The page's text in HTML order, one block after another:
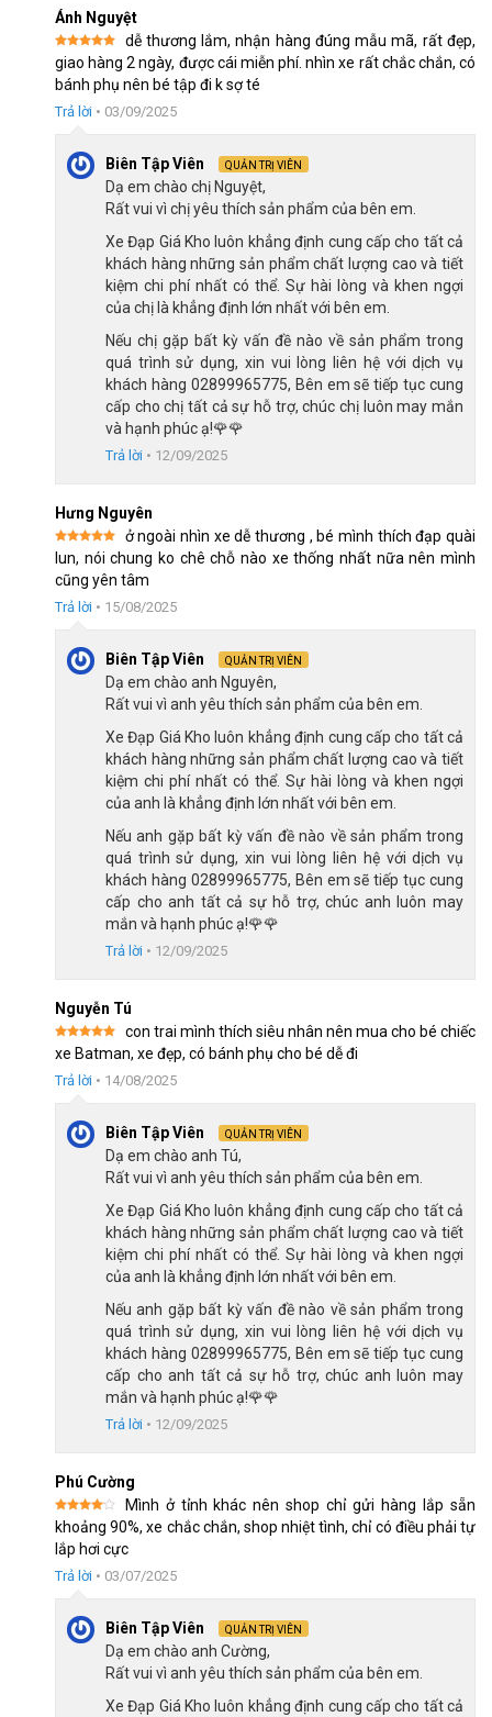
để bé thử sức nhiều con đường mới.
Bánh phụ giúp bé giữ thăng bằng tốt
Thương Hiệu Xe Trẻ Em Thống Nhất Uy Tín
Thống Nhất l à thương hiệu xe đạp đến từ Việt Nam. Sứ mệnh
nâng tầm giá trị “Made in Việt Nam” hãng xe đạp Thống Nhất đã
cải tiến và không ngừng đưa ra thị trường với nhiều dòng xe bắt
mắt, bền bỉ với thời gian. Vì vậy, hãng xe đã ngày càng chiếm
được lòng tin của nhiều người dân với mức giá cạnh tranh và
chất lượng tốt.
Xe đạp trẻ em Thống Nhất Batman 12 Inch không chỉ là một
phương tiện di chuyển, mà còn là người bạn đồng hành lý
tưởng, mở ra thế giới phiêu lưu đầy hứng khởi cho bé. Xe có
khung sườn thép bền bỉ và thiết kế ấn tượng lấy cảm hứng từ
người dơi mạnh mẽ, chiếc xe mang đến những giờ phút vui chơi
vận động thật ý nghĩa. Đừng quên đến ngay Xe Đạp Giá Kho để
được sỡ hữu các sản phẩm chất lượng và nhận đượccác ưu
đãi hấp dẫnnhé!
Xem thêmcác mẫu xe đạp trẻ em
Xe Đạp Địa Hình Trẻ Em QT
Bike QT122 22 Inch
2.790.000₫
3.100.000₫
Xe Đạp Địa Hình Trẻ Em QT
Bike QT120 20 Inch
2.690.000₫
3.000.000₫
Địa Chỉ Các Cửa Hàng Xe Đạp Giá Kho:
CH 1:494 Nguyễn Oanh, P.An Nhơn, HCM (Gò Vấp cũ)
CH 2:
322/36 An Dương Vương, P.Chợ Quán, HCM (Quận
CH 3:330 Hùng Vương, Xã Ngãi Giao, HCM (Châu Đức,
BRVT cũ)
CH 5:24 Nguyễn Thị Nhung, KĐT Vạn Phúc, P.Hiệp Bình,
HCM (Q.Thủ Đức cũ)
CH 6:268 Nguyễn Thị Thập, P.Tân Hưng, HCM (Quận 7
CH 7:05 Nguyễn Trãi, P.Dĩ An, HCM (Dĩ An, Bình Dương
Dương cũ)
12Batman
Hợp Kim Thép
Ánh Nguyệt
Được xếp
hạng 5 5
sao
dễ thương lắm, nhận hàng đúng mẫu mã, rất đẹp,
giao hàng 2 ngày, được cái miễn phí. nhìn xe rất chắc chắn, có
bánh phụ nên bé tập đi k sợ té
Trả lời • 03/09/2025
Biên Tập Viên QUẢN TRỊ VIÊN
Dạ em chào chị Nguyệt,
Rất vui vì chị yêu thích sản phẩm của bên em.
Xe Đạp Giá Kho luôn khẳng định cung cấp cho tất cả
khách hàng những sản phẩm chất lượng cao và tiết
kiệm chi phí nhất có thể. Sự hài lòng và khen ngợi
của chị là khẳng định lớn nhất với bên em.
Nếu chị gặp bất kỳ vấn đề nào về sản phẩm trong
quá trình sử dụng, xin vui lòng liên hệ với dịch vụ
khách hàng 02899965775, Bên em sẽ tiếp tục cung
cấp cho chị tất cả sự hỗ trợ, chúc chị luôn may mắn
và hạnh phúc ạ!🌹🌹
Trả lời • 12/09/2025
Hưng Nguyên
Được xếp
hạng 55
sao
ở ngoài nhìn xe dễ thương , bé mình thích đạp quài
lun, nói chung ko chê chỗ nào xe thống nhất nữa nên mình
cũng yên tâm
Trả lời • 15/08/2025
Biên Tập Viên QUẢN TRỊ VIÊN
Dạ em chào anh Nguyên,
Rất vui vì anh yêu thích sản phẩm của bên em.
Xe Đạp Giá Kho luôn khẳng định cung cấp cho tất cả
khách hàng những sản phẩm chất lượng cao và tiết
kiệm chi phí nhất có thể. Sự hài lòng và khen ngợi
của anh là khẳng định lớn nhất với bên em.
Nếu anh gặp bất kỳ vấn đề nào về sản phẩm trong
quá trình sử dụng, xin vui lòng liên hệ với dịch vụ
khách hàng 02899965775, Bên em sẽ tiếp tục cung
cấp cho anh tất cả sự hỗ trợ, chúc anh luôn may
mắn và hạnh phúc ạ!🌹🌹
Trả lời • 12/09/2025
Nguyễn Tú
Được xếp
hạng55
sao
con trai mình thích siêu nhân nên mua cho bé chiếc
xe Batman, xe đẹp, có bánh phụ cho bé dễ đi
Trả lời • 14/08/2025
Biên Tập Viên QUẢN TRỊ VIÊN
Dạ em chào anh Tú,
Rất vui vì anh yêu thích sản phẩm của bên em.
Xe Đạp Giá Kho luôn khẳng định cung cấp cho tất cả
khách hàng những sản phẩm chất lượng cao và tiết
kiệm chi phí nhất có thể. Sự hài lòng và khen ngợi
của anh là khẳng định lớn nhất với bên em.
Nếu anh gặp bất kỳ vấn đề nào về sản phẩm trong
quá trình sử dụng, xin vui lòng liên hệ với dịch vụ
khách hàng 02899965775, Bên em sẽ tiếp tục cung
cấp cho anh tất cả sự hỗ trợ, chúc anh luôn may
mắn và hạnh phúc ạ!🌹🌹
Trả lời • 12/09/2025
Phú Cường
Được
xếp
hạng4
5 sao
Mình ở tỉnh khác nên shop chỉ gửi hàng lắp sẵn
khoảng 90%, xe chắc chắn, shop nhiệt tình, chỉ có điều phải tự
lắp hơi cực
Trả lời • 03/07/2025
Biên Tập Viên QUẢN TRỊ VIÊN
Dạ em chào anh Cường,
Rất vui vì anh yêu thích sản phẩm của bên em.
Xe Đạp Giá Kho luôn khẳng định cung cấp cho tất cả